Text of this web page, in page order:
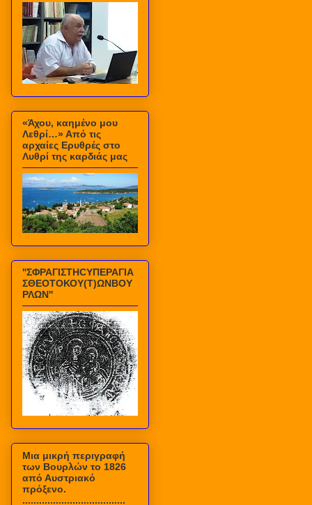
«Άχου, καημένο μου
Λεθρί…» Από τις
αρχαίες Ερυθρές στο
Λυθρί της καρδιάς μας
''ΣΦΡΑΓΙΣΤΗCΥΠΕΡΑΓΙΑ
ΣΘΕΟΤΟΚΟΥ(Τ)ΩΝΒΟΥ
ΡΛΩΝ''
Mια μικρή περιγραφή
των Βουρλών το 1826
από Αυστριακό
πρόξενο.
.....................................